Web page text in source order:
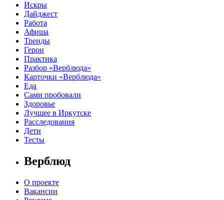
Искры
Дайджест
Работа
Афиша
Тренды
Герои
Практика
Разбор «Верблюда»
Карточки «Верблюда»
Еда
Сами пробовали
Здоровье
Лучшее в Иркутске
Расследования
Дети
Тесты
Верблюд
О проекте
Вакансии